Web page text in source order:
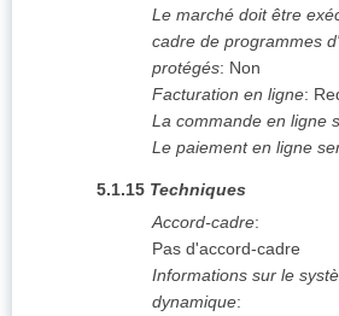
Le marché doit être
cadre de programmes
protégés: Non
Facturation en ligne:
La commande en ligne
Le paiement en ligne
5.1.15 Techniques
Accord-cadre:
Pas d'accord-cadre
Informations sur le
dynamique: